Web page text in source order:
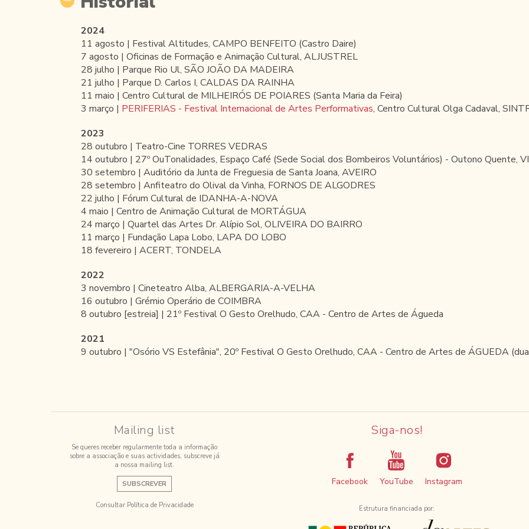
2024
11 agosto | Festival Altitudes, CAMPO BENFEITO (Castro Daire)
7 agosto | Oficinas de Formação e Animação Cultural, ALJUSTREL
28 julho | Parque Rio Ul, SÃO JOÃO DA MADEIRA
21 julho | Parque D. Carlos I, CALDAS DA RAINHA
11 maio | Centro Cultural de MILHEIRÓS DE POIARES (Santa Maria da Feira)
3 março | PERIFERIAS - Festival Internacional de Artes Performativas, Centro Cultural Olga Cadaval,
2023
28 outubro | Teatro-Cine TORRES VEDRAS
14 outubro | 27º OuTonalidades, Espaço Café (Sede Social dos Bombeiros Voluntários) - Outono Quente,
30 setembro | Auditório da Junta de Freguesia de Santa Joana, AVEIRO
28 setembro | Anfiteatro do Olival da Vinha, FORNOS DE ALGODRES
22 julho | Fórum Cultural de IDANHA-A-NOVA
4 maio | Centro de Animação Cultural de MORTÁGUA
24 março | Quartel das Artes Dr. Alípio Sol, OLIVEIRA DO BAIRRO
11 março | Fundação Lapa Lobo, LAPA DO LOBO
18 fevereiro | ACERT, TONDELA
2022
3 novembro | Cineteatro Alba, ALBERGARIA-A-VELHA
16 outubro | Grémio Operário de COIMBRA
8 outubro [estreia] | 21º Festival O Gesto Orelhudo, CAA - Centro de Artes de Águeda
2021
9 outubro | "Osório VS Estefânia", 20º Festival O Gesto Orelhudo, CAA - Centro de Artes de ÁGUEDA
Mailing list
Se queres receber regularmente toda a informação
sobre a associação e suas actividades, subscreve já
a nossa mailing list.
SUBSCREVER
Consultar Política de Privacidade
Siga-nos!
Facebook YouTube Instagram
Estrutura financiada por: